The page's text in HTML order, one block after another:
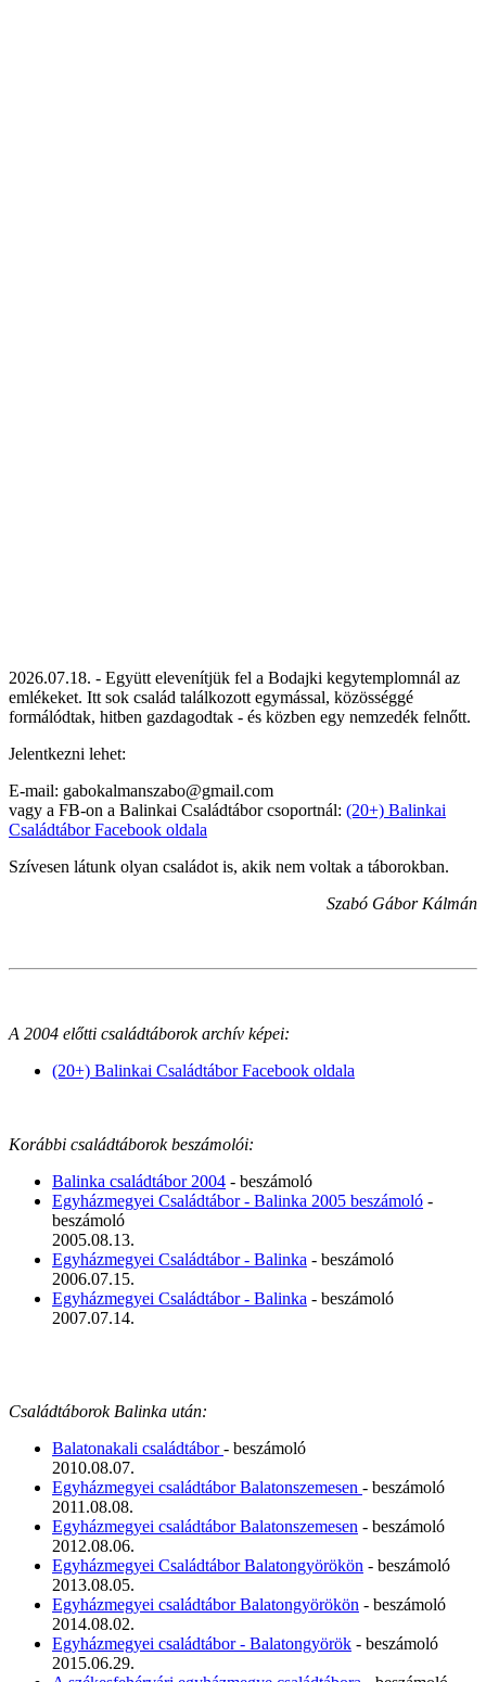
2026.07.18. - Együtt elevenítjük fel a Bodajki kegytemplomnál az
emlékeket. Itt sok család találkozott egymással, közösséggé
formálódtak, hitben gazdagodtak - és közben egy nemzedék felnőtt.
Jelentkezni lehet:
E-mail: gabokalmanszabo@gmail.com
vagy a FB-on a Balinkai Családtábor csoportnál: (20+) Balinkai
Családtábor Facebook oldala
Szívesen látunk olyan családot is, akik nem voltak a táborokban.
Szabó Gábor Kálmán
A 2004 előtti családtáborok archív képei:
(20+) Balinkai Családtábor Facebook oldala
Korábbi családtáborok beszámolói:
Balinka családtábor 2004 - beszámoló
Egyházmegyei Családtábor - Balinka 2005 beszámoló -
beszámoló
2005.08.13.
Egyházmegyei Családtábor - Balinka - beszámoló
2006.07.15.
Egyházmegyei Családtábor - Balinka - beszámoló
2007.07.14.
Családtáborok Balinka után:
Balatonakali családtábor- beszámoló
2010.08.07.
Egyházmegyei családtábor Balatonszemesen - beszámoló
2011.08.08.
Egyházmegyei családtábor Balatonszemesen - beszámoló
2012.08.06.
Egyházmegyei Családtábor Balatongyörökön - beszámoló
2013.08.05.
Egyházmegyei családtábor Balatongyörökön - beszámoló
2014.08.02.
Egyházmegyei családtábor - Balatongyörök - beszámoló
2015.06.29.